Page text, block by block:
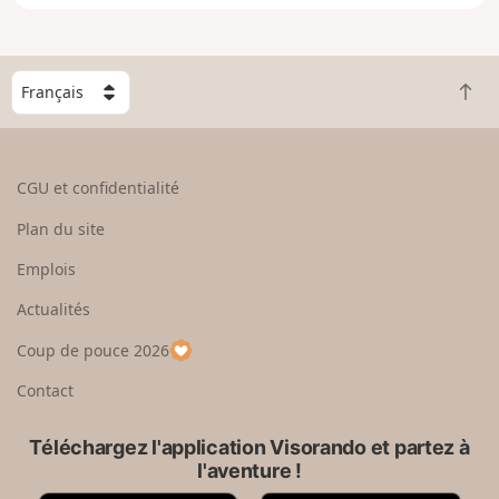
g
n
C
o
e
u
p
a
R
e
CGU et confidentialité
Plan du site
Emplois
Actualités
Coup de pouce 2026
Contact
Téléchargez l'application Visorando et partez à
l'aventure !